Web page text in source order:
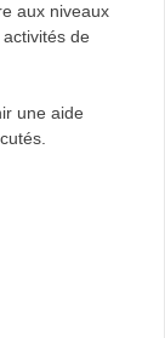
aux niveaux
de
une aide